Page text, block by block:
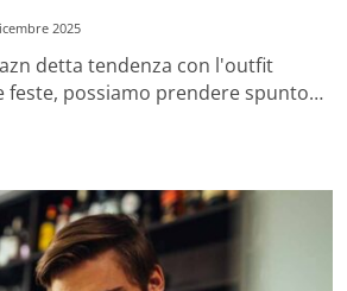
2025
detta tendenza con l'outfit
feste, possiamo prendere spunto…